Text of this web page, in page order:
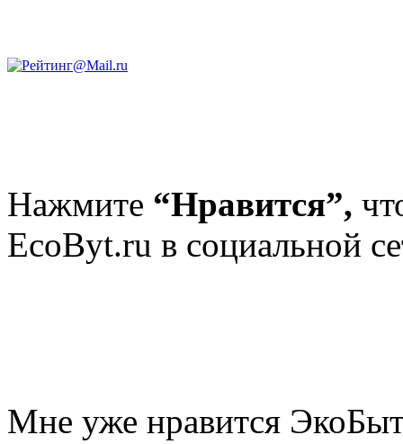
Нажмите “Нравится”,
EcoByt.ru в социальной
Мне уже нравится